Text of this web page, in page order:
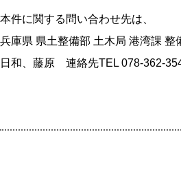
本件に関する問い合わせ先は、
兵庫県 県土整備部 土木局 港湾課 整
日和、藤原 連絡先TEL 078-362-